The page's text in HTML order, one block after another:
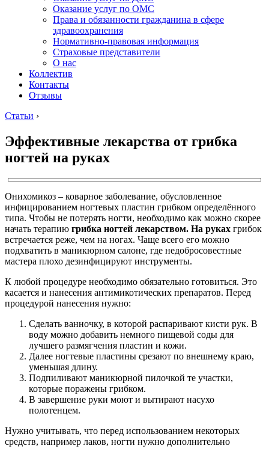
Оказание услуг по ОМС
Права и обязанности гражданина в сфере
здравоохранения
Нормативно-правовая информация
Страховые представители
О нас
Коллектив
Контакты
Отзывы
Статьи ›
Эффективные лекарства от грибка
ногтей на руках
Онихомикоз – коварное заболевание, обусловленное
инфицированием ногтевых пластин грибком определённого
типа. Чтобы не потерять ногти, необходимо как можно скорее
начать терапию грибка ногтей лекарством. На руках грибок
встречается реже, чем на ногах. Чаще всего его можно
подхватить в маникюрном салоне, где недобросовестные
мастера плохо дезинфицируют инструменты.
К любой процедуре необходимо обязательно готовиться. Это
касается и нанесения антимикотических препаратов. Перед
процедурой нанесения нужно:
Сделать ванночку, в которой распаривают кисти рук. В
воду можно добавить немного пищевой соды для
лучшего размягчения пластин и кожи.
Далее ногтевые пластины срезают по внешнему краю,
уменьшая длину.
Подпиливают маникюрной пилочкой те участки,
которые поражены грибком.
В завершение руки моют и вытирают насухо
полотенцем.
Нужно учитывать, что перед использованием некоторых
средств, например лаков, ногти нужно дополнительно